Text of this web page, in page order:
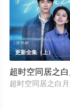
更新全集（上）
超时空同居之
超时空同居之白